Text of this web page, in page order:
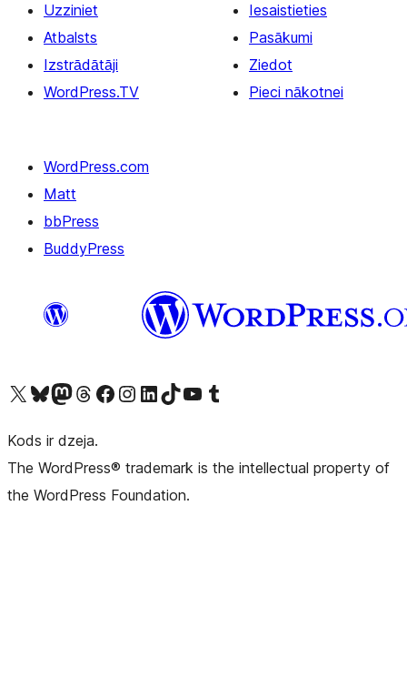
Uzziniet
Atbalsts
Izstrādātāji
WordPress.TV
Iesaistieties
Pasākumi
Ziedot
Pieci nākotnei
WordPress.com
Matt
bbPress
BuddyPress
Apmeklējiet mūsu X (agrāk Twitter) kontu
Apmeklējiet mūsu Bluesky kontu
Apmeklējiet mūsu Mastodon kontu
Apmeklējiet mūsu Threads kontu
Apmeklējiet mūsu Facebook lapuApmeklējiet mūsu Instagram kontu
Apmeklējiet mūsu LinkedIn kontu
Apmeklējiet mūsu TikTok kontu
Apmeklējiet mūsu YouTube kanālu
Apmeklējiet mūsu Tumblr kontu
Kods ir dzeja.
The WordPress® trademark is the intellectual property of
the WordPress Foundation.